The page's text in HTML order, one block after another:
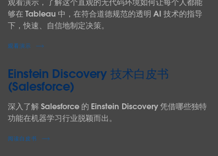
观看演示，了解这个直观的无代码环境如何让每个人都能
够在 Tableau 中，在符合道德规范的透明 AI 技术的指导
下，快速、自信地制定决策。
观看演示
Einstein Discovery 技术白皮书
(Salesforce)
深入了解 Salesforce 的 Einstein Discovery 凭借哪些独特
功能在机器学习行业脱颖而出。
阅读白皮书